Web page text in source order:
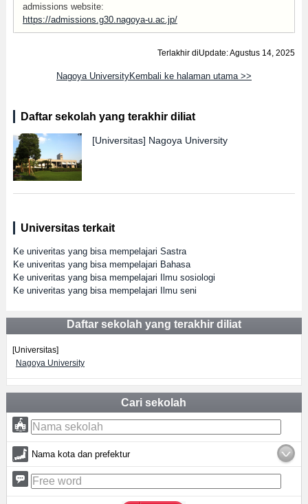
admissions website:
https://admissions.g30.nagoya-u.ac.jp/
Terlakhir diUpdate: Agustus 14, 2025
Nagoya UniversityKembali ke halaman utama >>
Daftar sekolah yang terakhir diliat
[Universitas] Nagoya University
Universitas terkait
Ke univeritas yang bisa mempelajari Sastra
Ke univeritas yang bisa mempelajari Bahasa
Ke univeritas yang bisa mempelajari Ilmu sosiologi
Ke univeritas yang bisa mempelajari Ilmu seni
Daftar sekolah yang terakhir diliat
[Universitas]
Nagoya University
Cari sekolah
Nama kota dan prefektur